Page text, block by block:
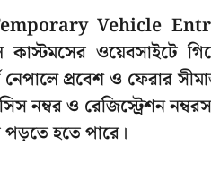
Temporary Vehicle
ওয়েবসাইটে
প্রবেশ ও ফেরার
নম্বর ও রেজিস্ট্রেশন
পড়তে হতে পারে।